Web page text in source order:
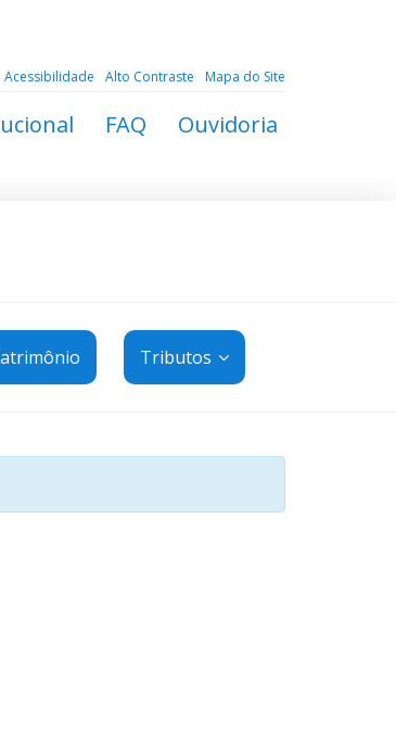
Acessibilidade Alto Contraste Mapa do Site
FAQ Ouvidoria
Tributos